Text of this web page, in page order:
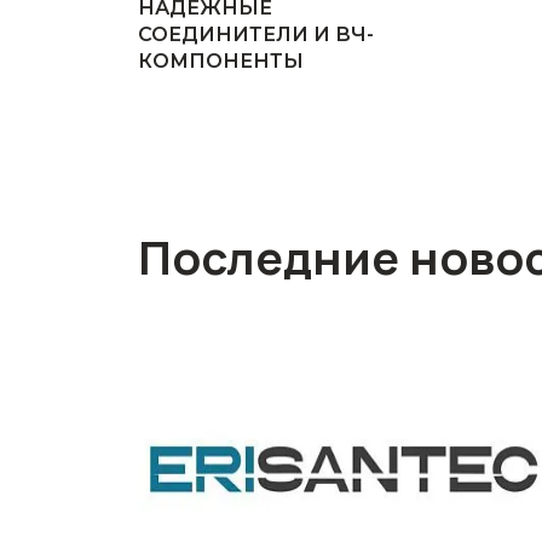
НАДЕЖНЫЕ
СОЕДИНИТЕЛИ И ВЧ-
КОМПОНЕНТЫ
Последние